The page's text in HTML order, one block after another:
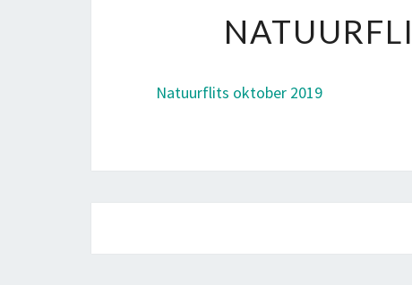
Natuurflits oktober 2019
navigatie